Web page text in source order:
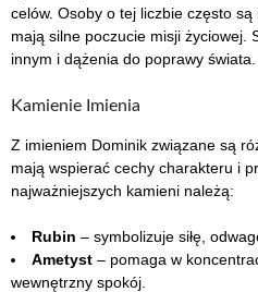
celów. Osoby o tej liczbie często
mają silne poczucie misji życiowej.
innym i dążenia do poprawy świata.
Kamienie Imienia
Z imieniem Dominik związane są
mają wspierać cechy charakteru i
najważniejszych kamieni należą:
Rubin – symbolizuje siłę,
Ametyst – pomaga w
wewnętrzny spokój.